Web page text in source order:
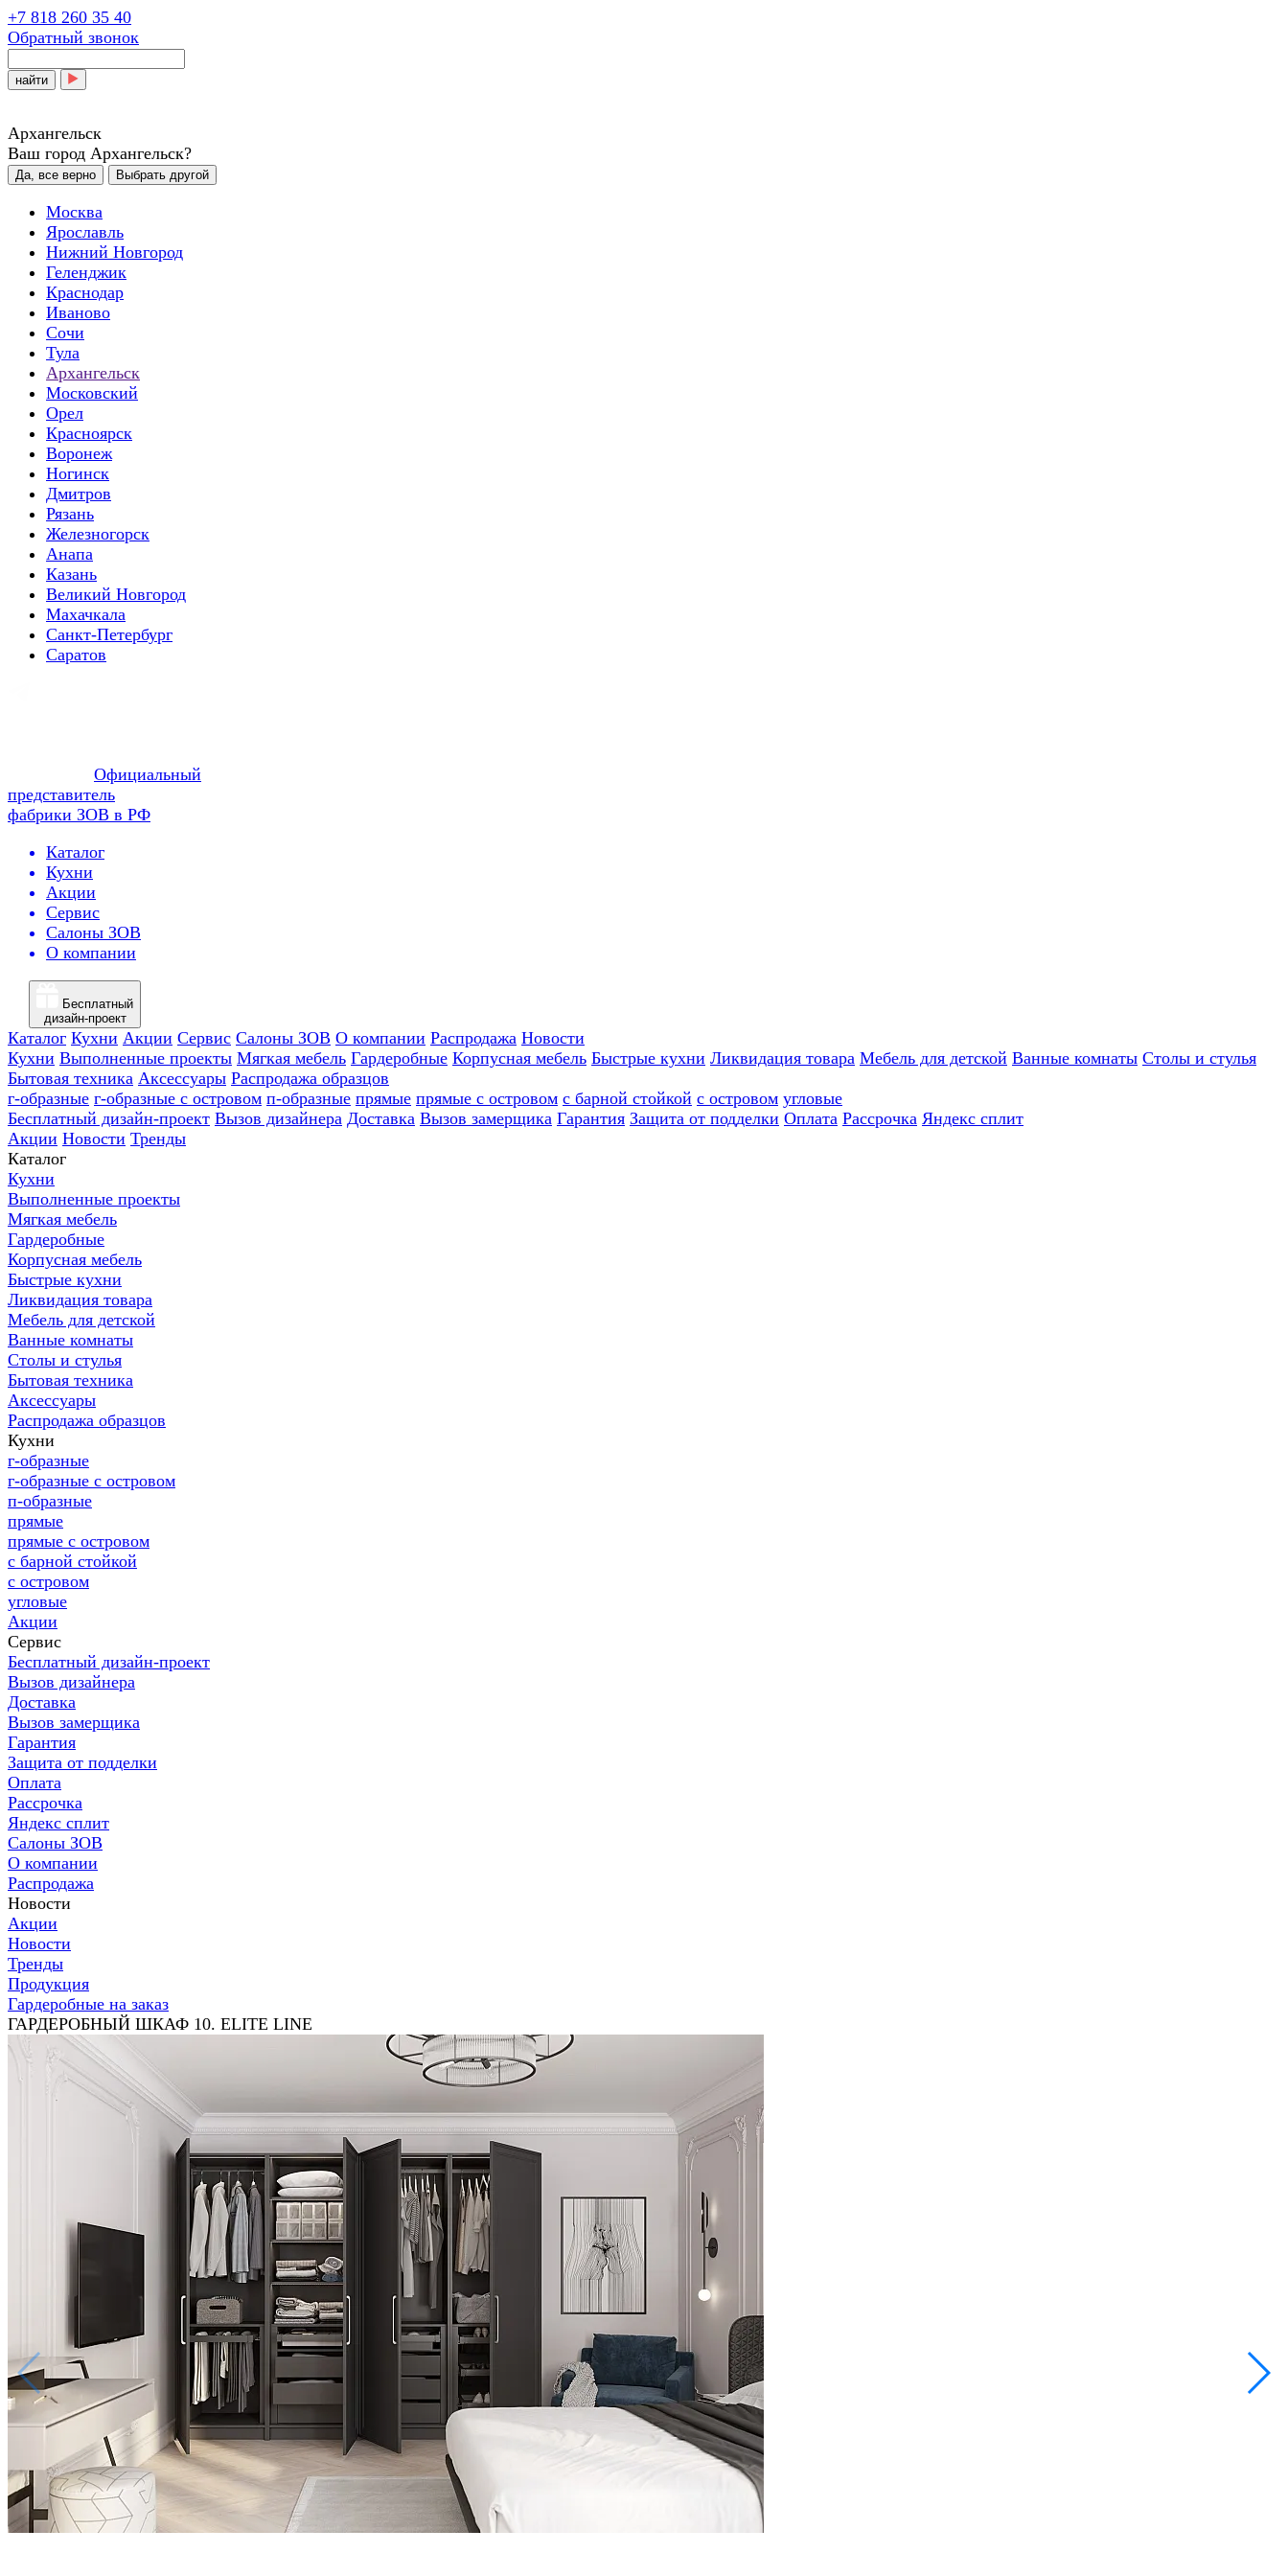
+7 818 260 35 40
Обратный звонок
найти
Архангельск
Ваш город Архангельск?
Да, все верно Выбрать другой
Москва
Ярославль
Нижний Новгород
Геленджик
Краснодар
Иваново
Сочи
Тула
Архангельск
Московский
Орел
Красноярск
Воронеж
Ногинск
Дмитров
Рязань
Железногорск
Анапа
Казань
Великий Новгород
Махачкала
Санкт-Петербург
Саратов
Официальный
представитель
фабрики ЗОВ в РФ
Каталог
Кухни
Акции
Сервис
Салоны ЗОВ
О компании
Бесплатный
дизайн-проект
Каталог Кухни Акции Сервис Салоны ЗОВ О компании Распродажа Новости
Кухни Выполненные проекты Мягкая мебель Гардеробные Корпусная мебель Быстрые кухни Ликвидация товара Мебель для детской Ванные комнаты Столы и стулья
Бытовая техника Аксессуары Распродажа образцов
г-образные г-образные с островом п-образные прямые прямые с островом с барной стойкой с островом угловые
Бесплатный дизайн-проект Вызов дизайнера Доставка Вызов замерщика Гарантия Защита от подделки Оплата Рассрочка Яндекс сплит
Акции Новости Тренды
Каталог
Кухни
Выполненные проекты
Мягкая мебель
Гардеробные
Корпусная мебель
Быстрые кухни
Ликвидация товара
Мебель для детской
Ванные комнаты
Столы и стулья
Бытовая техника
Аксессуары
Распродажа образцов
Кухни
г-образные
г-образные с островом
п-образные
прямые
прямые с островом
с барной стойкой
с островом
угловые
Акции
Сервис
Бесплатный дизайн-проект
Вызов дизайнера
Доставка
Вызов замерщика
Гарантия
Защита от подделки
Оплата
Рассрочка
Яндекс сплит
Салоны ЗОВ
О компании
Распродажа
Новости
Акции
Новости
Тренды
Продукция
Гардеробные на заказ
ГАРДЕРОБНЫЙ ШКАФ 10. ELITE LINE